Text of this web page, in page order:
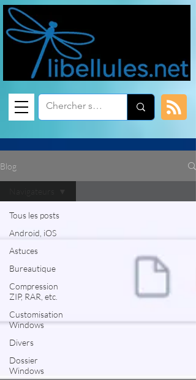
Blog
Tous les posts
Android, iOS
Astuces
Bureautique
Compression
ZIP, RAR, etc.
Customisation
Windows
Divers
Dossier
Windows